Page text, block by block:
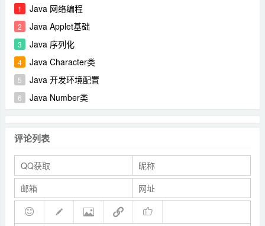
1 Java 网络编程
2 Java Applet基础
3 Java 序列化
4 Java Character类
5 Java 开发环境配置
6 Java Number类
评论列表